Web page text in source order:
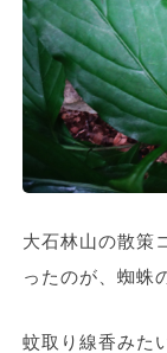
大石林山の散策
ったのが、蜘蛛
蚊取り線香みた